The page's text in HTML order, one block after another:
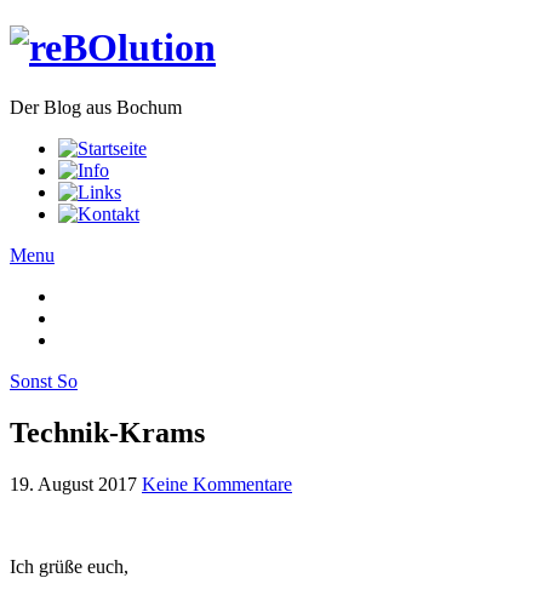
Der Blog aus Bochum
Menu
Sonst So
Technik-Krams
19. August 2017 Keine Kommentare
Ich grüße euch,